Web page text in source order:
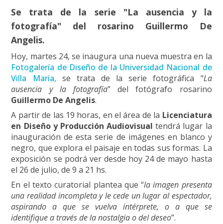
Se trata de la serie "La ausencia y la
fotografía" del rosarino Guillermo De
Angelis.
Hoy, martes 24, se inaugura una nueva muestra en la
Fotogalería de Diseño de la Universidad Nacional de
Villa María, se trata de la serie fotográfica “La
ausencia y la fotografía” del fotógrafo rosarino
Guillermo De Angelis.
A partir de las 19 horas, en el área de la Licenciatura
en Diseño y Producción Audiovisual tendrá lugar la
inauguración de esta serie de imágenes en blanco y
negro, que explora el paisaje en todas sus formas. La
exposición se podrá ver desde hoy 24 de mayo hasta
el 26 de julio, de 9 a 21 hs.
En el texto curatorial plantea que “la imagen presenta
una realidad incompleta y le cede un lugar al espectador,
aspirando a que se vuelva intérprete, o a que se
identifique a través de la nostalgia o del deseo”.